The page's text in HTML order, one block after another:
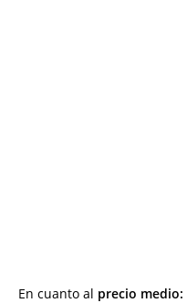
En cuanto al precio medio: